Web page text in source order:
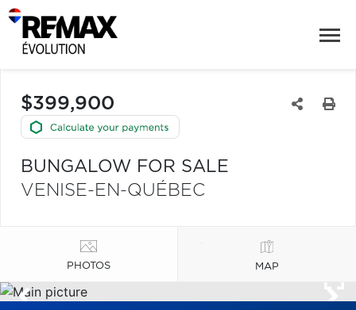
$399,900
BUNGALOW FOR SALE
VENISE-EN-QUÉBEC
PHOTOS MAP